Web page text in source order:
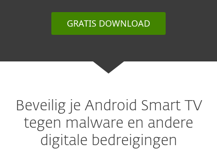
GRATIS DOWNLOAD
Beveilig je Android Smart TV
tegen malware en andere
digitale bedreigingen